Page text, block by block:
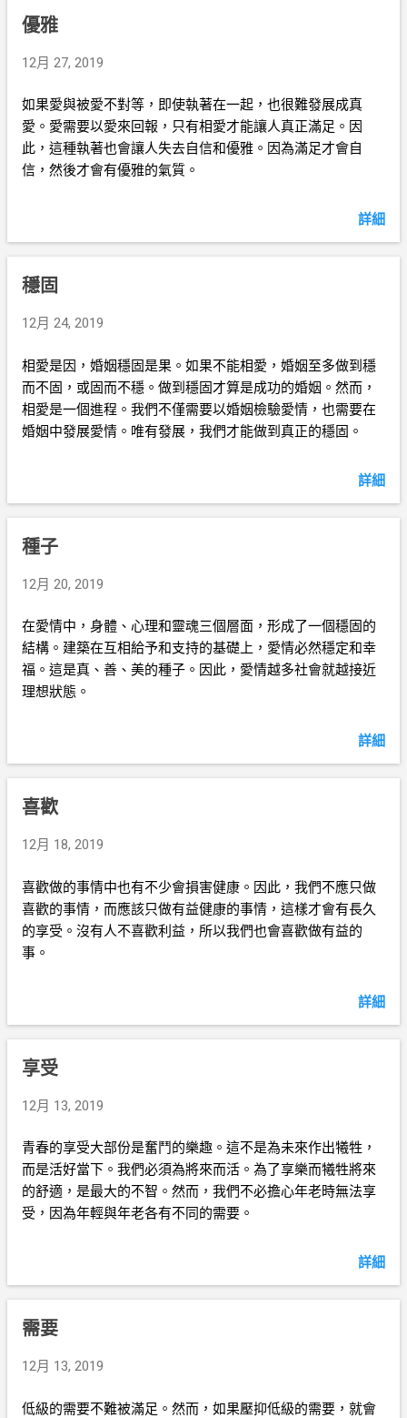
優雅
12月 27, 2019
如果愛與被愛不對等，即使執著在一起，也很難發展成真
愛。愛需要以愛來回報，只有相愛才能讓人真正滿足。因
此，這種執著也會讓人失去自信和優雅。因為滿足才會自
信，然後才會有優雅的氣質。
詳細
穩固
12月 24, 2019
相愛是因，婚姻穩固是果。如果不能相愛，婚姻至多做到穩
而不固，或固而不穩。做到穩固才算是成功的婚姻。然而，
相愛是一個進程。我們不僅需要以婚姻檢驗愛情，也需要在
婚姻中發展愛情。唯有發展，我們才能做到真正的穩固。
詳細
種子
12月 20, 2019
在愛情中，身體、心理和靈魂三個層面，形成了一個穩固的
結構。建築在互相給予和支持的基礎上，愛情必然穩定和幸
福。這是真、善、美的種子。因此，愛情越多社會就越接近
理想狀態。
詳細
喜歡
12月 18, 2019
喜歡做的事情中也有不少會損害健康。因此，我們不應只做
喜歡的事情，而應該只做有益健康的事情，這樣才會有長久
的享受。沒有人不喜歡利益，所以我們也會喜歡做有益的
事。
詳細
享受
12月 13, 2019
青春的享受大部份是奮鬥的樂趣。這不是為未來作出犧牲，
而是活好當下。我們必須為將來而活。為了享樂而犧牲將來
的舒適，是最大的不智。然而，我們不必擔心年老時無法享
受，因為年輕與年老各有不同的需要。
詳細
需要
12月 13, 2019
低級的需要不難被滿足。然而，如果壓抑低級的需要，就會